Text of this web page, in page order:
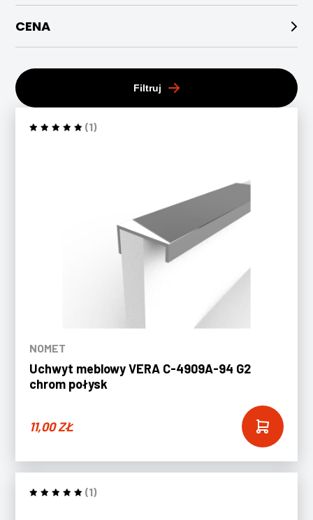
CENA
Filtruj
(1)
NOMET
Uchwyt meblowy VERA C-4909A-94 G2
chrom połysk
11,00ZŁ
(1)